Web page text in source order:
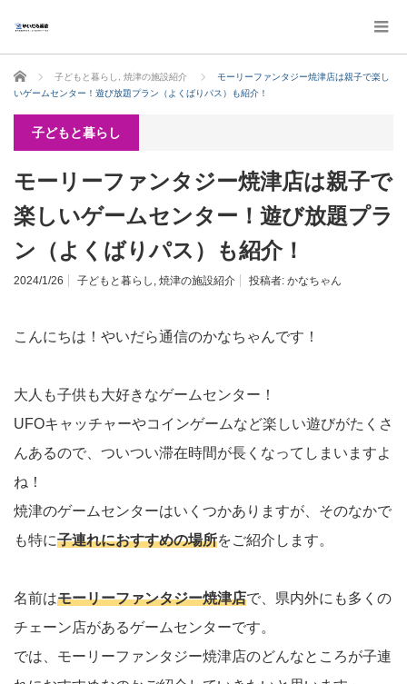
ホーム 子どもと暮らし 焼津の施設紹介
モーリーファンタジー焼津店は親子で楽し
いゲームセンター！遊び放題プラン（よくばりパス）も紹介！
子どもと暮らし
モーリーファンタジー焼津店は親子で
楽しいゲームセンター！遊び放題プラ
ン（よくばりパス）も紹介！
2024/1/26 子どもと暮らし , 焼津の施設紹介 投稿者: かなちゃん
こんにちは！やいだら通信のかなちゃんです！
大人も子供も大好きなゲームセンター！
UFOキャッチャーやコインゲームなど楽しい遊びがたくさ
んあるので、ついつい滞在時間が長くなってしまいますよ
ね！
焼津のゲームセンターはいくつかありますが、そのなかで
も特に子連れにおすすめの場所をご紹介します。
名前はモーリーファンタジー焼津店で、県内外にも多くの
チェーン店があるゲームセンターです。
では、モーリーファンタジー焼津店のどんなところが子連